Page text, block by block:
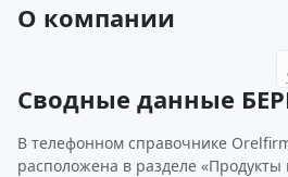
О компании
Сводные данные
В телефонном справочнике
расположена в разделе